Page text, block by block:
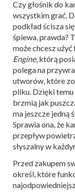
Czy głośnik do
wszystkim grać.
podkład ścisza
śpiewa, prawda?
może chcesz
Engine, którą
polega na
utworów, które
pliku. Dzięki
brzmią jak
ma jeszcze jedną
Sprawia ona, że
przepływ
słyszalny w
Przed zakupem
określ, które